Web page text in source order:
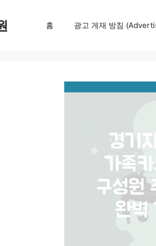
홈 광고 게재 방침